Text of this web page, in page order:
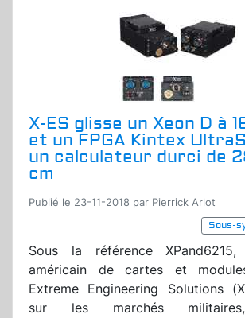
X-ES glisse un Xeon D à
et un FPGA Kintex
un calculateur durci de
cm
Publié le 23-11-2018 par Pierrick Arlot
Sous-
Sous la référence
américain de cartes et
Extreme Engineering Solutions
sur les marchés